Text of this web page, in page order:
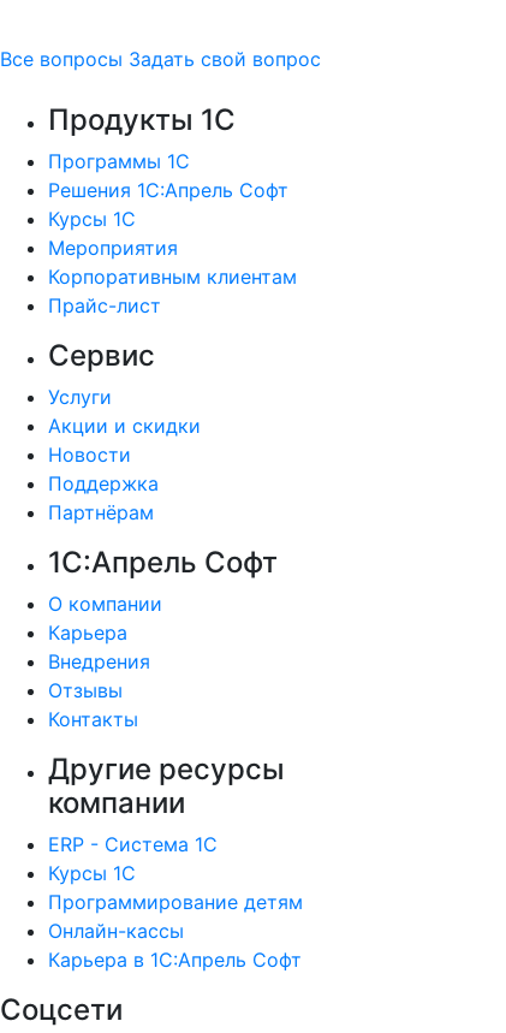
Все вопросы Задать свой вопрос
Продукты 1С
Программы 1С
Решения 1С:Апрель Софт
Курсы 1С
Мероприятия
Корпоративным клиентам
Прайс-лист
Сервис
Услуги
Акции и скидки
Новости
Поддержка
Партнёрам
1С:Апрель Софт
О компании
Карьера
Внедрения
Отзывы
Контакты
Другие ресурсы
компании
ERP - Система 1С
Курсы 1С
Программирование детям
Онлайн-кассы
Карьера в 1С:Апрель Софт
Соцсети